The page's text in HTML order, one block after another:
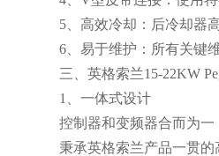
5、高效冷却：后冷却器
6、易于维护：所有关键
三、英格索兰15-22KW
1、一体式设计
控制器和变频器合而为
秉承英格索兰产品一贯